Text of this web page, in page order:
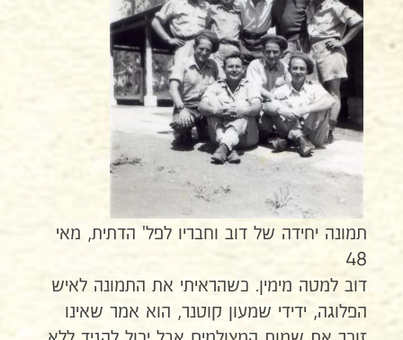
תמונה יחידה של דוב וחבריו לפל' הדתית, מאי
48
דוב למטה מימין. כשהראיתי את התמונה לאיש
הפלוגה, ידידי שמעון קוטנר, הוא אמר שאינו